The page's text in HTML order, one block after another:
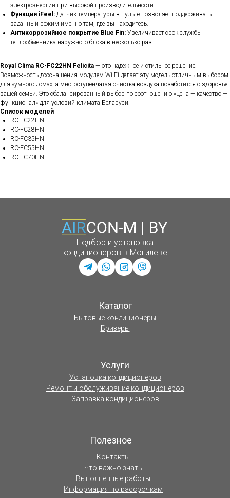
электроэнергии при высокой производительности.
Функция iFeel: Датчик температуры в пульте позволяет поддерживать
заданный режим именно там, где вы находитесь.
Антикоррозийное покрытие Blue Fin: Увеличивает срок службы
теплообменника наружного блока в несколько раз.
Royal Clima RC-FC22HN Felicita — это надежное и стильное решение.
Возможность дооснащения модулем Wi-Fi делает эту модель отличным выбором
для «умного дома», а многоступенчатая очистка воздуха позаботится о здоровье
вашей семьи. Это сбалансированный выбор по соотношению «цена — качество —
функционал» для условий климата Беларуси.
Список моделей
RC-FC22HN
RC-FC28HN
RC-FC35HN
RC-FC55HN
RC-FC70HN
Контакты
Что важно знать
Выполненные работы
Информация по рассрочкам
Подбор и установка
кондиционеров в Могилеве
Услуги
Установка кондиционеров
Ремонт и обслуживание кондиционеров
Заправка кондиционеров
Полезное
Каталог
Бытовые кондиционеры
Бризеры